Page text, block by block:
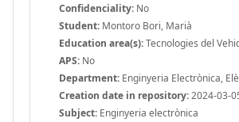
Confidenciality: No
Student: Montoro Bori, Marià
Education area(s):Tecnologies del
APS: No
Department: Enginyeria Electrònica,
Creation date in repository:2024-03-
Subject: Enginyeria electrònica